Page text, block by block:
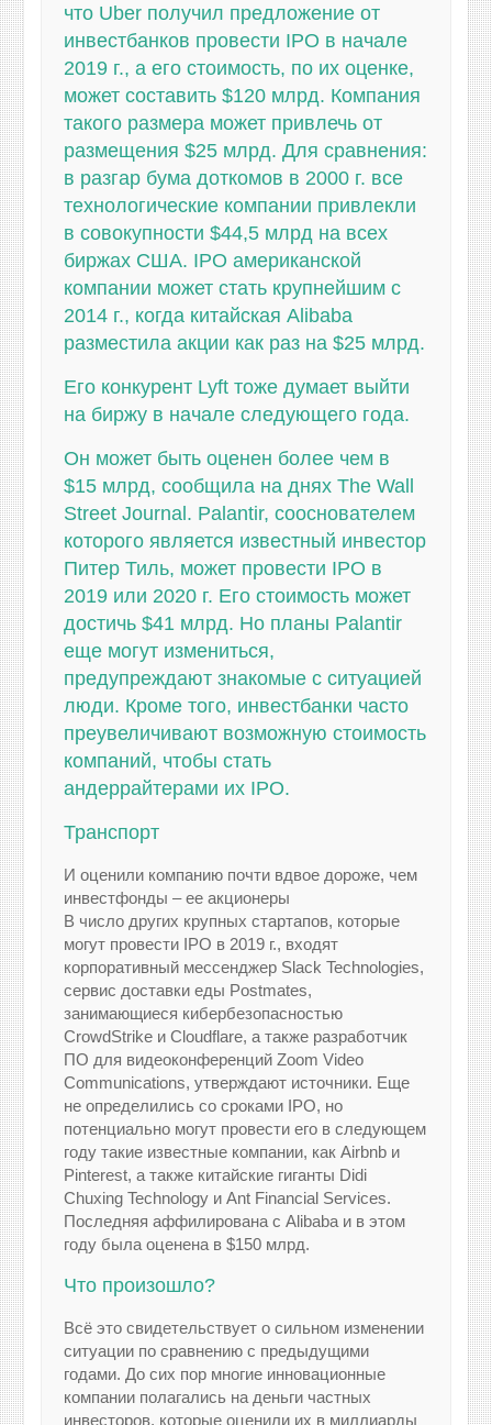
что Uber получил предложение от
инвестбанков провести IPO в начале
2019 г., а его стоимость, по их оценке,
может составить $120 млрд. Компания
такого размера может привлечь от
размещения $25 млрд. Для сравнения:
в разгар бума доткомов в 2000 г. все
технологические компании привлекли
в совокупности $44,5 млрд на всех
биржах США. IPO американской
компании может стать крупнейшим с
2014 г., когда китайская Alibaba
разместила акции как раз на $25 млрд.
Его конкурент Lyft тоже думает выйти
на биржу в начале следующего года.
Он может быть оценен более чем в
$15 млрд, сообщила на днях The Wall
Street Journal. Palantir, сооснователем
которого является известный инвестор
Питер Тиль, может провести IPO в
2019 или 2020 г. Его стоимость может
достичь $41 млрд. Но планы Palantir
еще могут измениться,
предупреждают знакомые с ситуацией
люди. Кроме того, инвестбанки часто
преувеличивают возможную стоимость
компаний, чтобы стать
андеррайтерами их IPO.
Транспорт
И оценили компанию почти вдвое дороже, чем
инвестфонды – ее акционеры
В число других крупных стартапов, которые
могут провести IPO в 2019 г., входят
корпоративный мессенджер Slack Technologies,
сервис доставки еды Postmates,
занимающиеся кибербезопасностью
CrowdStrike и Cloudflare, а также разработчик
ПО для видеоконференций Zoom Video
Communications, утверждают источники. Еще
не определились со сроками IPO, но
потенциально могут провести его в следующем
году такие известные компании, как Airbnb и
Pinterest, а также китайские гиганты Didi
Chuxing Technology и Ant Financial Services.
Последняя аффилирована с Alibaba и в этом
году была оценена в $150 млрд.
Что произошло?
Всё это свидетельствует о сильном изменении
ситуации по сравнению с предыдущими
годами. До сих пор многие инновационные
компании полагались на деньги частных
инвесторов, которые оценили их в миллиарды